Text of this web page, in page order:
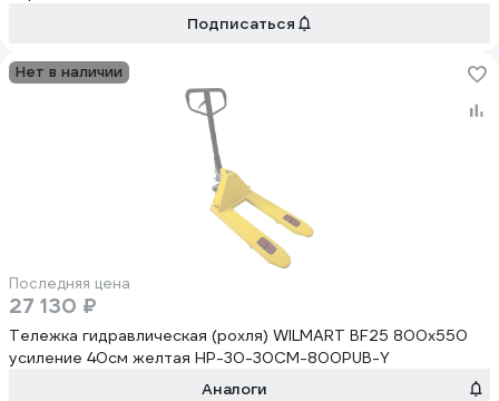
Подписаться
Нет в наличии
Последняя цена
27 130 ₽
Тележка гидравлическая (рохля) WILMART BF25 800x550
усиление 40см желтая HP-30-30CM-800PUB-Y
Аналоги